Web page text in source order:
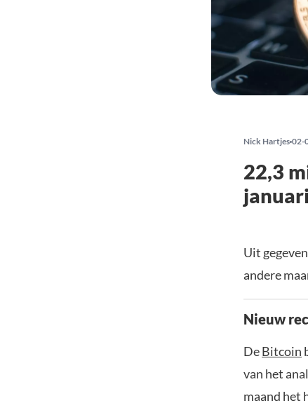
Nick Hartjes 02-
22,3
januari
Uit
andere
Nieuw
DeBitcoin
van het
maand het